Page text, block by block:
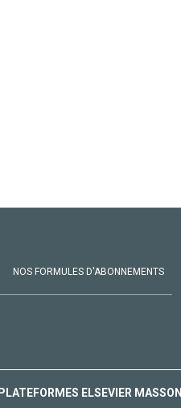
NOS FORMULES D'ABONNEMENTS
PLATEFORMES ELSEVIER MASSON